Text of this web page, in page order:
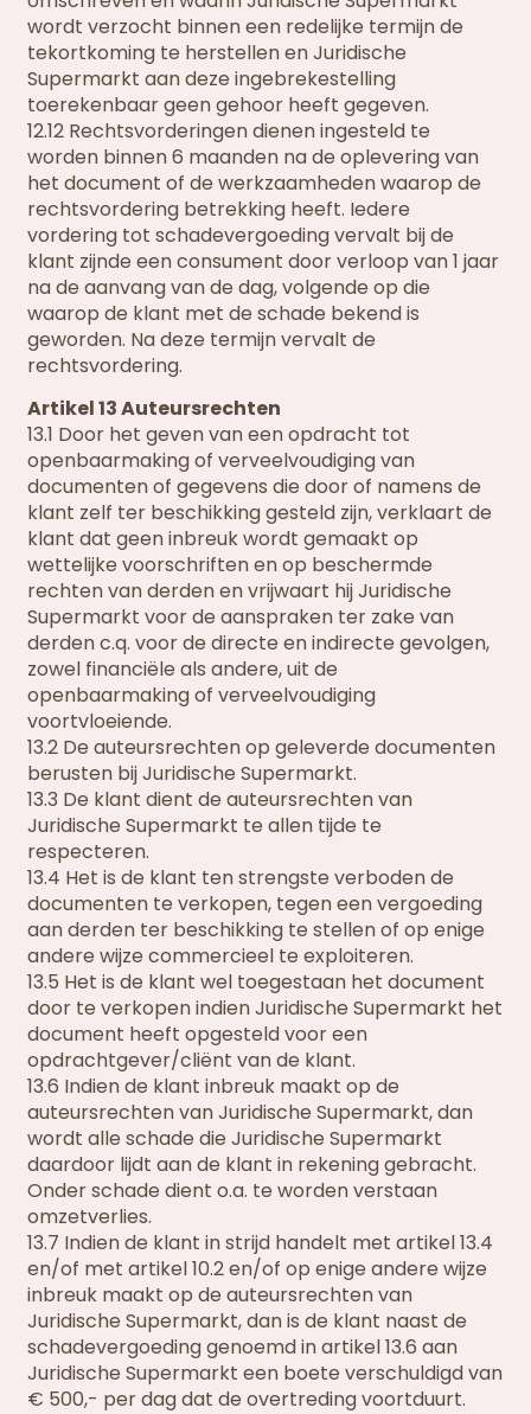
wordt verzocht binnen een redelijke termijn de
tekortkoming te herstellen en Juridische
Supermarkt aan deze ingebrekestelling
toerekenbaar geen gehoor heeft gegeven.
12.12 Rechtsvorderingen dienen ingesteld te
worden binnen 6 maanden na de oplevering van
het document of de werkzaamheden waarop de
rechtsvordering betrekking heeft. Iedere
vordering tot schadevergoeding vervalt bij de
klant zijnde een consument door verloop van 1 jaar
na de aanvang van de dag, volgende op die
waarop de klant met de schade bekend is
geworden. Na deze termijn vervalt de
rechtsvordering.
Artikel 13 Auteursrechten
13.1 Door het geven van een opdracht tot
openbaarmaking of verveelvoudiging van
documenten of gegevens die door of namens de
klant zelf ter beschikking gesteld zijn, verklaart de
klant dat geen inbreuk wordt gemaakt op
wettelijke voorschriften en op beschermde
rechten van derden en vrijwaart hij Juridische
Supermarkt voor de aanspraken ter zake van
derden c.q. voor de directe en indirecte gevolgen,
zowel financiële als andere, uit de
openbaarmaking of verveelvoudiging
voortvloeiende.
13.2 De auteursrechten op geleverde documenten
berusten bij Juridische Supermarkt.
13.3 De klant dient de auteursrechten van
Juridische Supermarkt te allen tijde te
respecteren.
13.4 Het is de klant ten strengste verboden de
documenten te verkopen, tegen een vergoeding
aan derden ter beschikking te stellen of op enige
andere wijze commercieel te exploiteren.
13.5 Het is de klant wel toegestaan het document
door te verkopen indien Juridische Supermarkt het
document heeft opgesteld voor een
opdrachtgever/cliënt van de klant.
13.6 Indien de klant inbreuk maakt op de
auteursrechten van Juridische Supermarkt, dan
wordt alle schade die Juridische Supermarkt
daardoor lijdt aan de klant in rekening gebracht.
Onder schade dient o.a. te worden verstaan
omzetverlies.
13.7 Indien de klant in strijd handelt met artikel 13.4
en/of met artikel 10.2 en/of op enige andere wijze
inbreuk maakt op de auteursrechten van
Juridische Supermarkt, dan is de klant naast de
schadevergoeding genoemd in artikel 13.6 aan
Juridische Supermarkt een boete verschuldigd van
€ 500,- per dag dat de overtreding voortduurt.